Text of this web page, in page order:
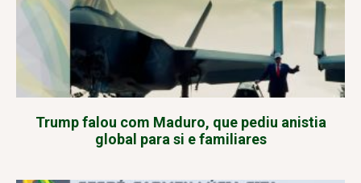
Trump falou com Maduro, que pediu anistia
global para si e familiares